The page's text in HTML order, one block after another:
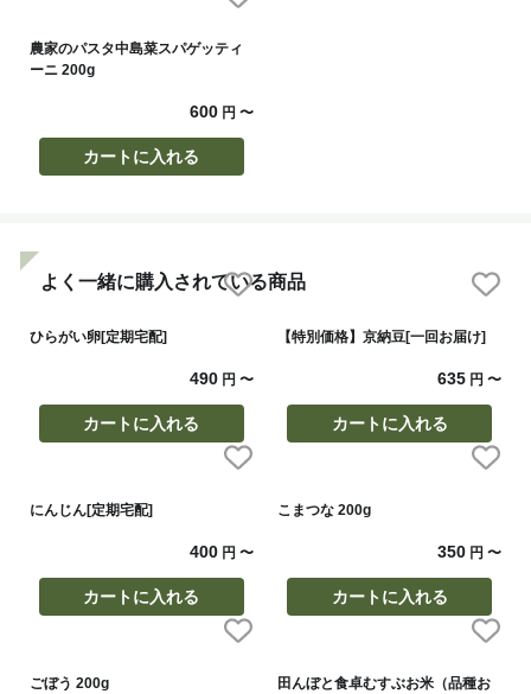
農家のパスタ中島菜スパゲッティ
ーニ 200g
600円 〜
カートに入れる
よく一緒に購入されている商品
ひらがい卵[定期宅配]
490円 〜
カートに入れる
【特別価格】京納豆[一回お届け]
635 円〜
カートに入れる
にんじん[定期宅配]
400円 〜
カートに入れる
こまつな 200g
350 円〜
カートに入れる
ごぼう 200g
田んぼと食卓むすぶお米（品種お